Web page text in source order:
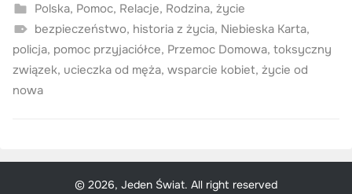
Polska, Pomoc, Relacje, Rodzina, życie
bezpieczeństwo, historia z życia, Niebieska Karta,
policja, pomoc przyjaciółce, Przemoc Domowa, toksyczny
związek, ucieczka od męża, wsparcie kobiet, życie od
nowa
© 2026, Jeden Świat. All right reserved